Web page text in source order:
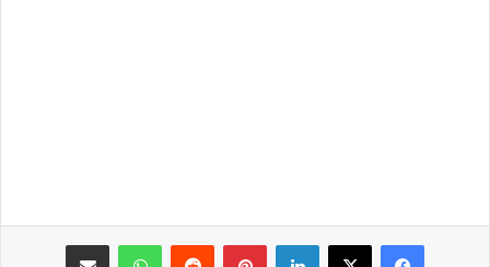
فيسبوك ‫X لينكدإن بينتيريست واتساب مشاركة عبر البريد